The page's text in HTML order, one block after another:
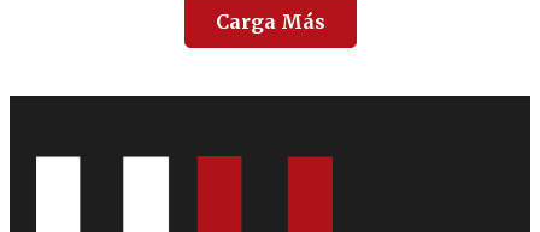
Carga Más